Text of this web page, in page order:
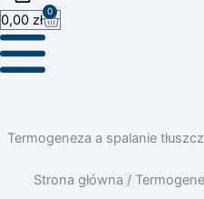
0,00 zł
0
Wózek
Termogeneza a spalanie
Strona główna /